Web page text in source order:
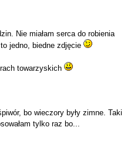
Nie miałam serca do robienia
jedno, biedne zdjęcie
towarzyskich
bo wieczory były zimne. Taki
tylko raz bo...